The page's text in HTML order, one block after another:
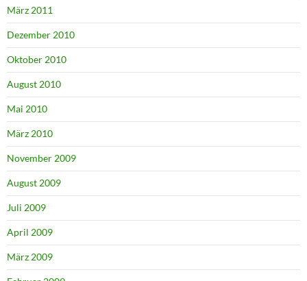
März 2011
Dezember 2010
Oktober 2010
August 2010
Mai 2010
März 2010
November 2009
August 2009
Juli 2009
April 2009
März 2009